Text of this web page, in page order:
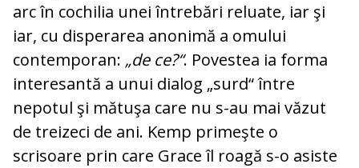
arc în cochilia unei întrebări reluate, iar şi
iar, cu disperarea anonimă a omului
contemporan: „de ce?“. Povestea ia forma
interesantă a unui dialog „surd“ între
nepotul şi mătuşa care nu s-au mai văzut
de treizeci de ani. Kemp primeşte o
scrisoare prin care Grace îl roagă s-o asiste